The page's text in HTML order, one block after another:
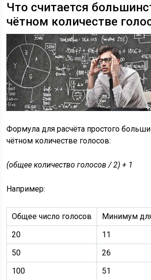
Что считается
чётном количестве
Формула для расчёта простого
чётном количестве голосов:
(общее количество голосов / 2) + 1
Например:
Общее число голосов
Минимум
20
11
50
26
100
51